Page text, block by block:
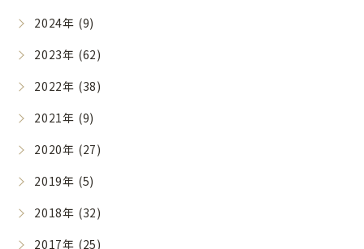
2024年 (9)
2023年 (62)
2022年 (38)
2021年 (9)
2020年 (27)
2019年 (5)
2018年 (32)
2017年 (25)